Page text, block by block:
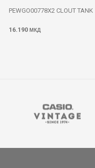
PEWGO00778X2 CLOUT TANK
16.190 МКД